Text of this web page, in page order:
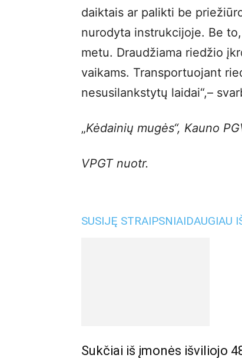
daiktais ar palikti be
nurodyta instrukcijoje. Be
metu. Draudžiama riedžio
vaikams. Transportuojant
nesusilankstytų laidai“,–
„Kėdainių mugės“, Kauno
VPGT nuotr.
SUSIJĘ STRAIPSNIAIDAUGIAU
Sukčiai iš įmonės išviliojo